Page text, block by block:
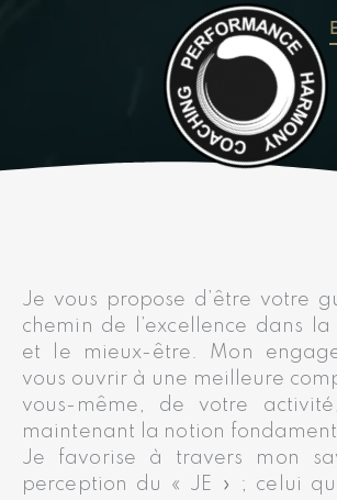
Je vous propose d’être votre
chemin de l’excellence dans
et le mieux-être. Mon
vous ouvrir à une meilleure
vous-même, de votre
maintenant la notion
Je favorise à travers mon
perception du « JE » ; celui